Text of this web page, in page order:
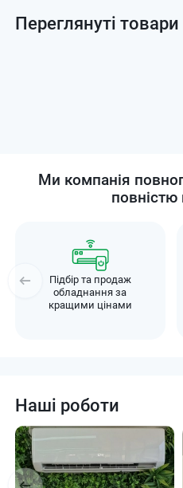
Переглянуті товари
Ми компанія
повністю
Підбір та продаж
обладнання за
кращими цінами
Наші роботи